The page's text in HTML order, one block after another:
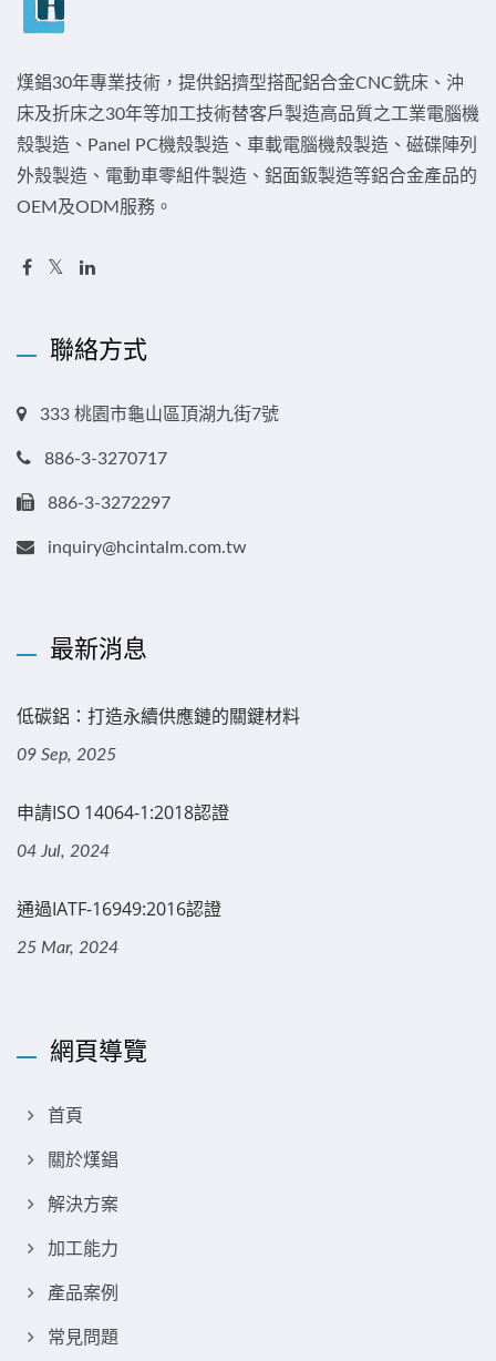
熯錩30年專業技術，提供鋁擠型搭配鋁合金CNC銑床、沖
床及折床之30年等加工技術替客戶製造高品質之工業電腦機
殼製造、Panel PC機殼製造、車載電腦機殼製造、磁碟陣列
外殼製造、電動車零組件製造、鋁面鈑製造等鋁合金產品的
OEM及ODM服務。
聯絡方式
333 桃園市龜山區頂湖九街7號
886-3-3270717
886-3-3272297
inquiry@hcintalm.com.tw
最新消息
低碳鋁：打造永續供應鏈的關鍵材料
09 Sep, 2025
申請ISO 14064-1:2018認證
04 Jul, 2024
通過IATF-16949:2016認證
25 Mar, 2024
網頁導覽
首頁
關於熯錩
解決方案
加工能力
產品案例
常見問題